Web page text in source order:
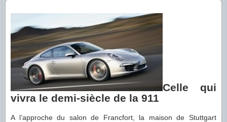
Celle qui
vivra le demi-siècle de la 911
A l’approche du salon de Francfort, la maison de Stuttgart